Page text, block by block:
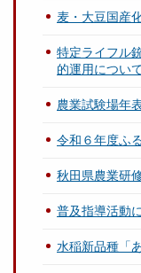
麦・大豆国産
特定ライフル
的運用につい
農業試験場年
令和６年度ふ
秋田県農業研
普及指導活動
水稲新品種「